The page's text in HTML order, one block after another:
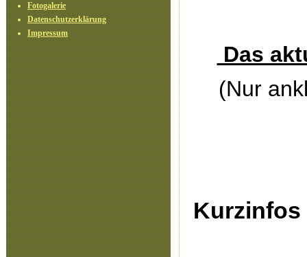
Fotogalerie
Datenschutzerklärung
Impressum
Das
(Nur
Kurzinfos